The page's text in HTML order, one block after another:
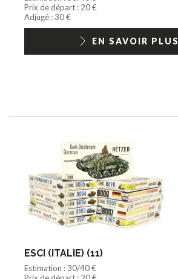
Prix de départ : 20 €
Adjugé : 30 €
EN SAVOIR PLUS
ESCI (ITALIE) (11)
Estimation : 30/40 €